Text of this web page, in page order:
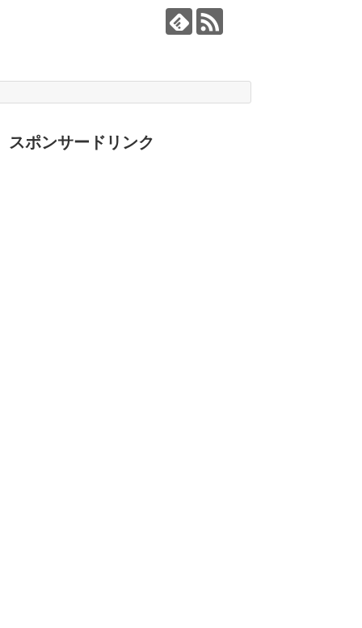
スポンサードリンク